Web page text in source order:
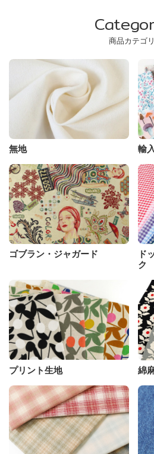
商品カテゴ
無地 輸
ゴブラン・ジャガード
ド
ク
プリント生地 綿